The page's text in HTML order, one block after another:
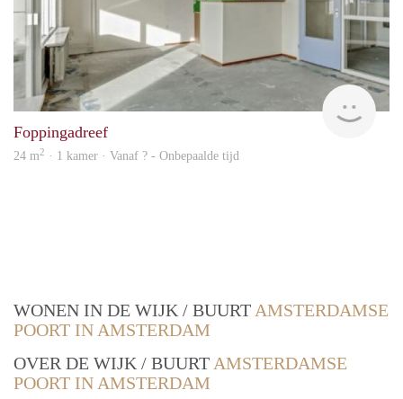
Foppingadreef
24 m2 · 1 kamer · Vanaf ? - Onbepaalde tijd
WONEN IN DE WIJK / BUURT AMSTERDAMSE
POORT IN AMSTERDAM
OVER DE WIJK / BUURT AMSTERDAMSE
POORT IN AMSTERDAM